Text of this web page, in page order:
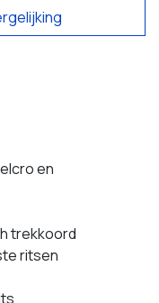
en
trekkoord
ritsen